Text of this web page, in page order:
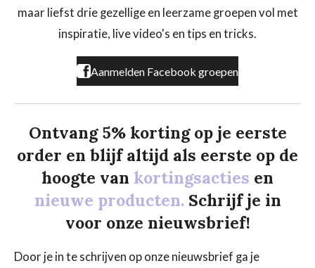
o
k
r
a
maar liefst drie gezellige en leerzame groepen vol met
inspiratie, live video's en tips en tricks.
Aanmelden Facebook groepen
Ontvang 5% korting op je eerste
order en blijf altijd als eerste op de
hoogte van kortingsacties en
nieuwe producten. Schrijf je in
voor onze nieuwsbrief!
Door je in te schrijven op onze nieuwsbrief ga je